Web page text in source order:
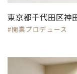
東京都千代田区神
#開業プロデュース